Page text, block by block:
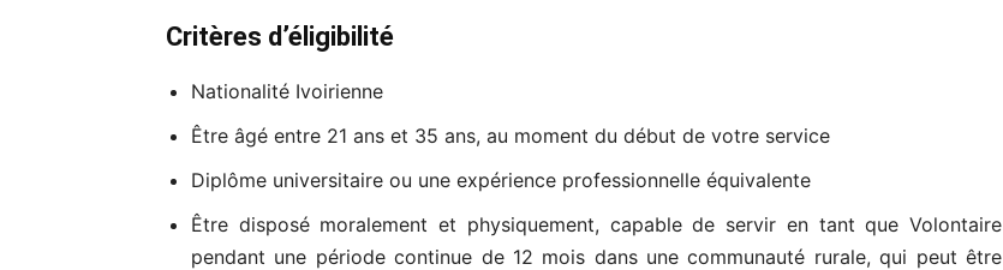
Critères d’éligibilité
Nationalité Ivoirienne
Être âgé entre 21 ans et 35 ans, au moment du début de votre service
Diplôme universitaire ou une expérience professionnelle équivalente
Être disposé moralement et physiquement, capable de servir en tant que Volontaire
pendant une période continue de 12 mois dans une communauté rurale, qui peut être